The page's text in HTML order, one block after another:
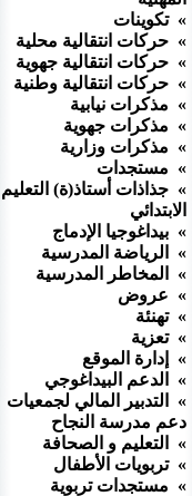
» تكوينات
» حركات انتقالية محلية
» حركات انتقالية جهوية
» حركات انتقالية وطنية
» مذكرات نيابية
» مذكرات جهوية
» مذكرات وزارية
» مستجدات
» جذاذات أستاذ(ة) التعليم
الابتدائي
» بيداغوجيا الإدماج
» الرياضة المدرسية
» المخاطر المدرسية
» عروض
» تهنئة
» تعزية
» إدارة الموقع
» الدعم البيداغوجي
» التدبير المالي لجمعيات
دعم مدرسة النجاح
» التعليم و الصحافة
» تربويات الأطفال
» مستجدات تربوية